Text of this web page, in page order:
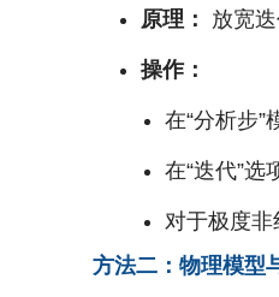
原理： 放宽
操作：
在“分析步”
在“迭代”选
对于极度
方法二：物理模型